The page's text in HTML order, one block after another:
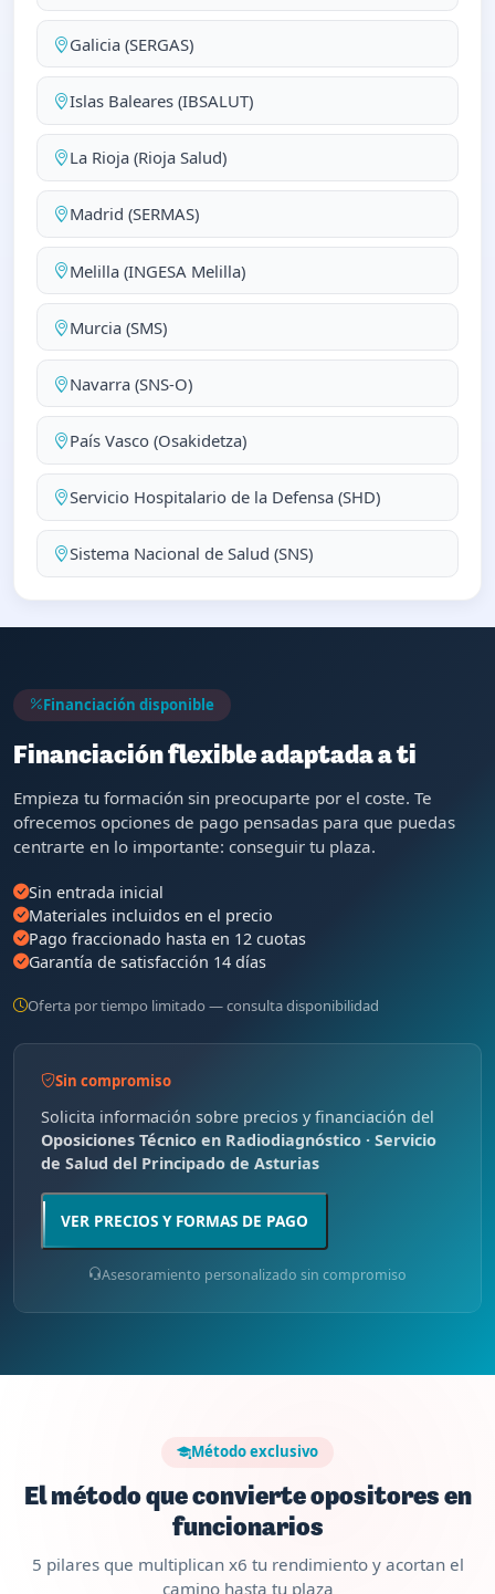
Galicia (SERGAS)
Islas Baleares (IBSALUT)
La Rioja (Rioja Salud)
Madrid (SERMAS)
Melilla (INGESA Melilla)
Murcia (SMS)
Navarra (SNS-O)
País Vasco (Osakidetza)
Servicio Hospitalario de la Defensa (SHD)
Sistema Nacional de Salud (SNS)
Financiación disponible
Financiación flexible adaptada a ti
Empieza tu formación sin preocuparte por el coste. Te
ofrecemos opciones de pago pensadas para que puedas
centrarte en lo importante: conseguir tu plaza.
Sin entrada inicial
Materiales incluidos en el precio
Pago fraccionado hasta en 12 cuotas
Garantía de satisfacción 14 días
Oferta por tiempo limitado — consulta disponibilidad
Sin compromiso
Solicita información sobre precios y financiación del
Oposiciones Técnico en Radiodiagnóstico · Servicio
de Salud del Principado de Asturias
VER PRECIOS Y FORMAS DE PAGO
Asesoramiento personalizado sin compromiso
Método exclusivo
El método que convierte opositores en
funcionarios
5 pilares que multiplican x6 tu rendimiento y acortan el
camino hasta tu plaza